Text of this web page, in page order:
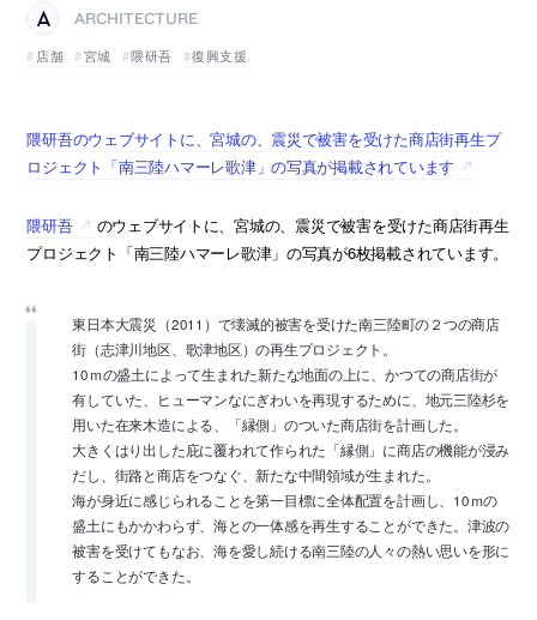
ARCHITECTURE
店舗
宮城 隈研吾 復興支援
隈研吾のウェブサイトに、宮城の、震災で被害を受けた商店街再生プ
ロジェクト「南三陸ハマーレ歌津」の写真が掲載されています
隈研吾
のウェブサイトに、宮城の、震災で被害を受けた商店街再生
プロジェクト「南三陸ハマーレ歌津」の写真が6枚掲載されています。
東日本大震災（2011）で壊滅的被害を受けた南三陸町の２つの商店
街（志津川地区、歌津地区）の再生プロジェクト。
10ｍの盛土によって生まれた新たな地面の上に、かつての商店街が
有していた、ヒューマンなにぎわいを再現するために、地元三陸杉を
用いた在来木造による、「縁側」のついた商店街を計画した。
大きくはり出した庇に覆われて作られた「縁側」に商店の機能が浸み
だし、街路と商店をつなぐ、新たな中間領域が生まれた。
海が身近に感じられることを第一目標に全体配置を計画し、10ｍの
盛土にもかかわらず、海との一体感を再生することができた。津波の
被害を受けてもなお、海を愛し続ける南三陸の人々の熱い思いを形に
することができた。